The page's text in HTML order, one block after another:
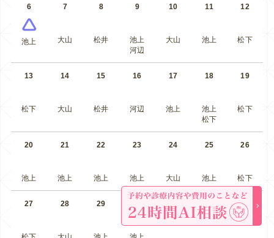
6
池上
7
大山
8
松井
9
池上
河辺
10
大山
11
池上
12
松下
13
松下
14
大山
15
松井
16
河辺
17
池上
18
池上
松下
19
松下
20
池上
21
池上
22
池上
23
池上
24
大山
25
池上
26
松下
27 28 29